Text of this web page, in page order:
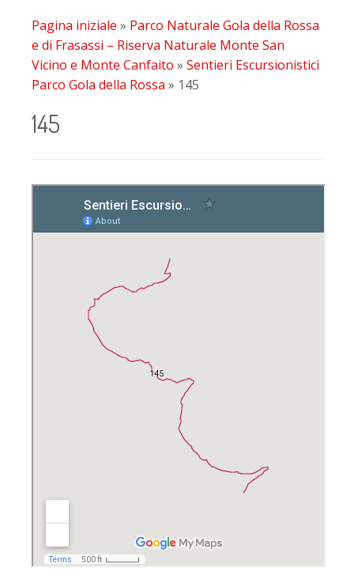
Pagina iniziale » Parco Naturale Gola della Rossa
e di Frasassi – Riserva Naturale Monte San
Vicino e Monte Canfaito » Sentieri Escursionistici
Parco Gola della Rossa » 145
145